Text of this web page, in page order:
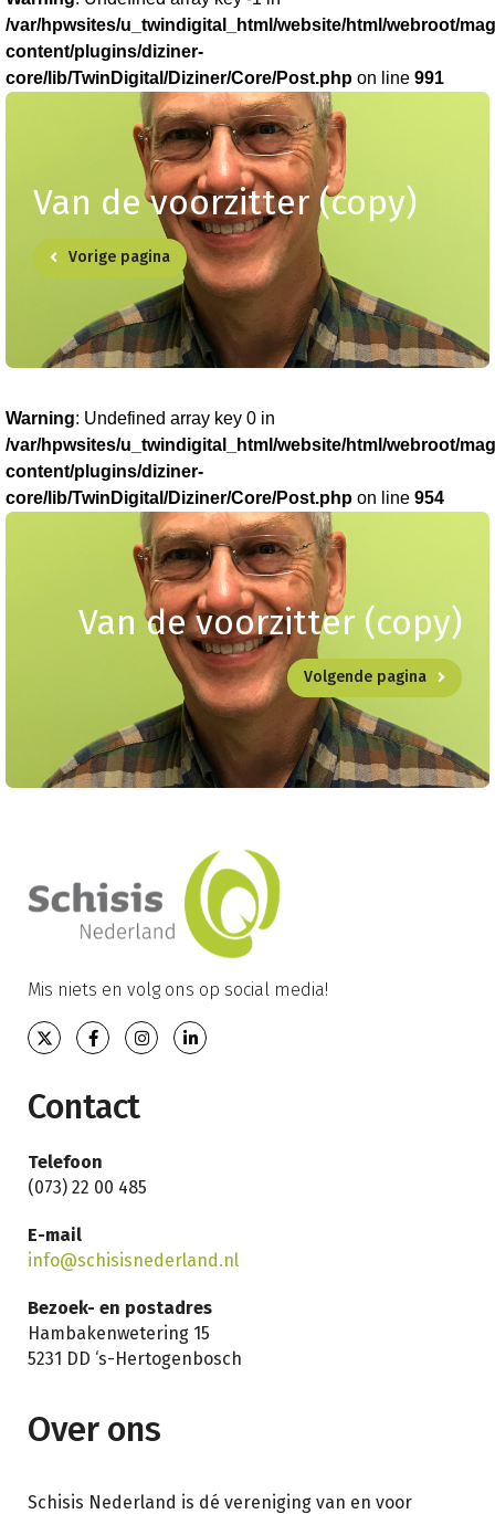
/var/hpwsites/u_twindigital_html/website/html/webroot/
content/plugins/diziner-
core/lib/TwinDigital/Diziner/Core/Post.php on line 991
Van de voorzitter (copy)
Vorige pagina
Warning: Undefined array key 0 in
/var/hpwsites/u_twindigital_html/website/html/webroot/
content/plugins/diziner-
core/lib/TwinDigital/Diziner/Core/Post.php on line 954
Van de voorzitter (copy)
Volgende pagina
Mis niets en volg ons op social media!
Contact
Telefoon
(073) 22 00 485
E-mail
info@schisisnederland.nl
Bezoek- en postadres
Hambakenwetering 15
5231 DD ‘s-Hertogenbosch
Over ons
Schisis Nederland is dé vereniging van en voor